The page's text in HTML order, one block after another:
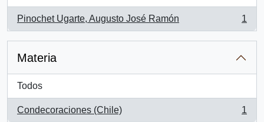
Pinochet Ugarte, Augusto José Ramón
, 1 resultados
1
Materia
Todos
Condecoraciones (Chile)
, 1 resultados
1